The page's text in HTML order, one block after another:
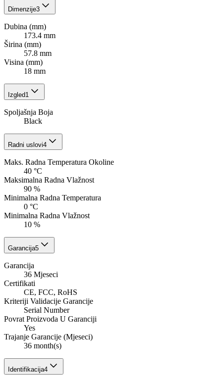
Dimenzije3
Dubina (mm)
173.4 mm
Širina (mm)
57.8 mm
Visina (mm)
18 mm
Izgled1
Spoljašnja Boja
Black
Radni uslovi4
Maks. Radna Temperatura Okoline
40 °C
Maksimalna Radna Vlažnost
90 %
Minimalna Radna Temperatura
0 °C
Minimalna Radna Vlažnost
10 %
Garancija5
Garancija
36 Mjeseci
Certifikati
CE, FCC, RoHS
Kriteriji Validacije Garancije
Serial Number
Povrat Proizvoda U Garanciji
Yes
Trajanje Garancije (Mjeseci)
36 month(s)
Identifikacija4